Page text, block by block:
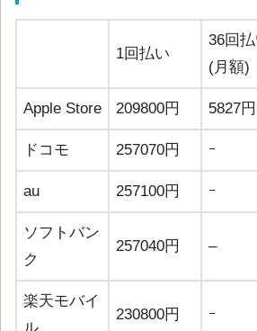
1回払い
36回
(月額)
Apple Store 209800円 5827円
ドコモ 257070円 ｰ
au 257100円 ｰ
ソフトバン
ク
257040円 –
楽天モバイ
230800円 ｰ